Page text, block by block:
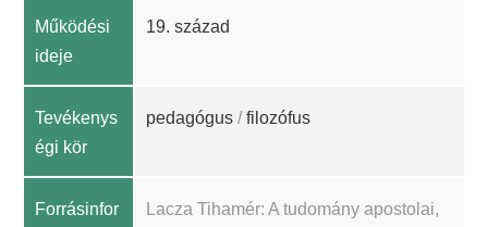
Működési
ideje
19. század
Tevékenys
égi kör
pedagógus /filozófus
Forrásinfor
Lacza Tihamér: A tudomány apostolai,